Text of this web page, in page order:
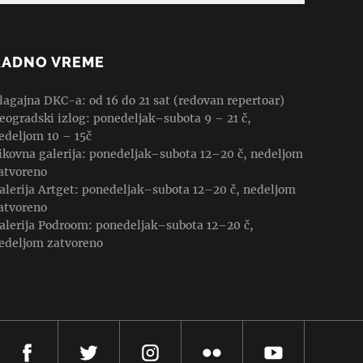
VREME
DKC-a: od 16 do 21 sat (redovan repertoar)
izlog: ponedeljak–subota 9 – 21 č,
10 – 15č
galerija: ponedeljak–subota 12–20 č, nedeljom
Artget: ponedeljak–subota 12–20 č, nedeljom
Podroom: ponedeljak–subota 12–20 č,
zatvoreno